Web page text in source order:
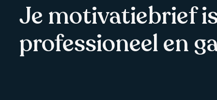
Je motivatiebrief
professioneel en